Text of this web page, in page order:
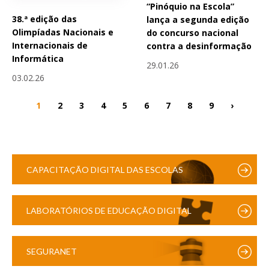
38.ª edição das
Olimpíadas Nacionais e
Internacionais de
Informática
03.02.26
“Pinóquio na Escola”
lança a segunda edição
do concurso nacional
contra a desinformação
29.01.26
1 2 3 4 5 6 7 8 9 ›
CAPACITAÇÃO DIGITAL DAS ESCOLAS
LABORATÓRIOS DE EDUCAÇÃO DIGITAL
SEGURANET